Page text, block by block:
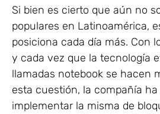
Si bien es cierto que aún no
populares en Latinoamérica,
posiciona cada día más. Con
y cada vez que la tecnología
llamadas notebook se hacen
esta cuestión, la compañía ha
implementar la misma de